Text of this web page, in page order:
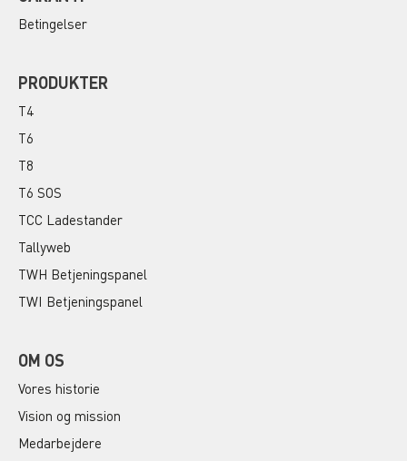
Betingelser
PRODUKTER
T4
T6
T8
T6 SOS
TCC Ladestander
Tallyweb
TWH Betjeningspanel
TWI Betjeningspanel
OM OS
Vores historie
Vision og mission
Medarbejdere